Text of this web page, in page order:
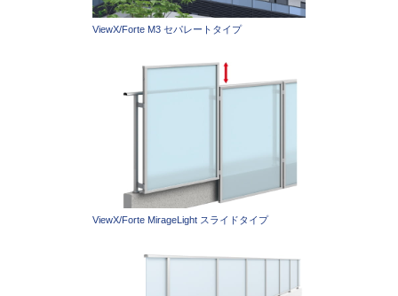
ViewX/Forte M3 セパレートタイプ
ViewX/Forte MirageLight スライドタイプ